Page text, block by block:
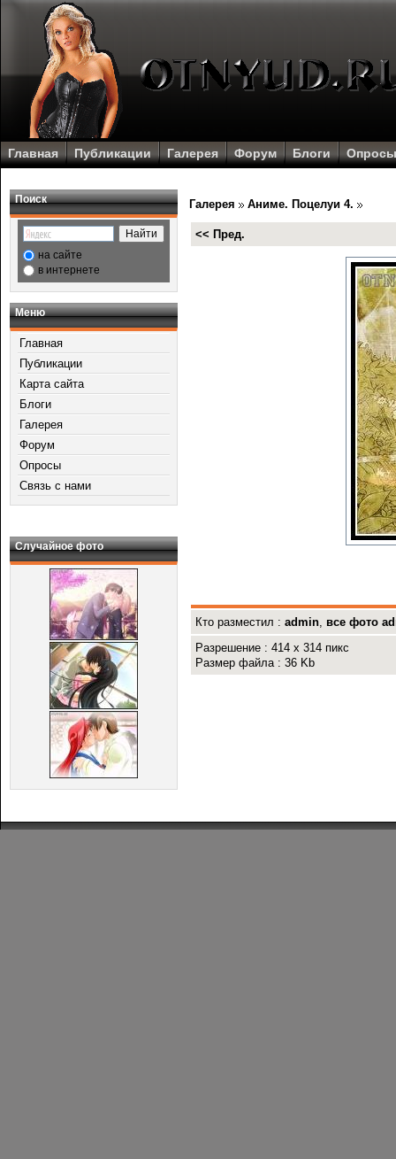
Главная Публикации Галерея Форум Блоги Опросы
Поиск
на сайте
в интернете
Меню
Главная
Публикации
Карта сайта
Блоги
Галерея
Форум
Опросы
Связь с нами
Случайное фото
Галерея Аниме. Поцелуи 4.
<< Пред.
Кто разместил : admin, все фото
Разрешение : 414 x 314 пикс
Размер файла : 36 Kb